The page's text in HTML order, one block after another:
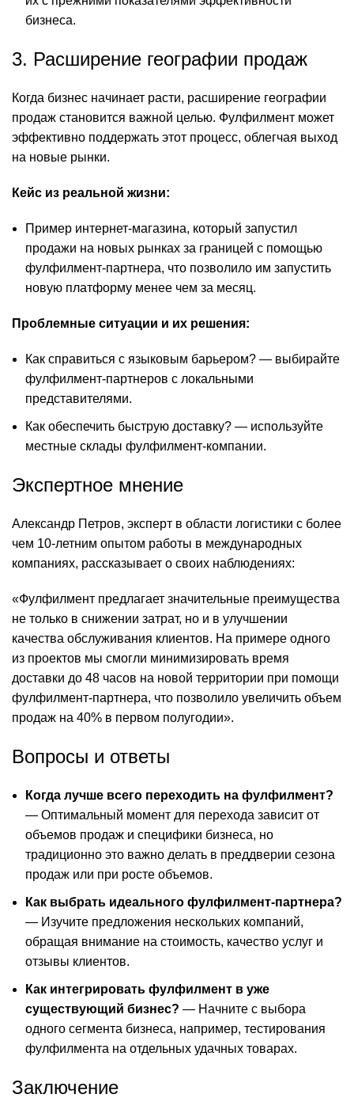
бизнеса.
3. Расширение географии продаж
Когда бизнес начинает расти, расширение географии
продаж становится важной целью. Фулфилмент может
эффективно поддержать этот процесс, облегчая выход
на новые рынки.
Кейс из реальной жизни:
Пример интернет-магазина, который запустил
продажи на новых рынках за границей с помощью
фулфилмент-партнера, что позволило им запустить
новую платформу менее чем за месяц.
Проблемные ситуации и их решения:
Как справиться с языковым барьером? — выбирайте
фулфилмент-партнеров с локальными
представителями.
Как обеспечить быструю доставку? — используйте
местные склады фулфилмент-компании.
Экспертное мнение
Александр Петров, эксперт в области логистики с более
чем 10-летним опытом работы в международных
компаниях, рассказывает о своих наблюдениях:
«Фулфилмент предлагает значительные преимущества
не только в снижении затрат, но и в улучшении
качества обслуживания клиентов. На примере одного
из проектов мы смогли минимизировать время
доставки до 48 часов на новой территории при помощи
фулфилмент-партнера, что позволило увеличить объем
продаж на 40% в первом полугодии».
Вопросы и ответы
Когда лучше всего переходить на фулфилмент?
— Оптимальный момент для перехода зависит от
объемов продаж и специфики бизнеса, но
традиционно это важно делать в преддверии сезона
продаж или при росте объемов.
Как выбрать идеального фулфилмент-партнера?
— Изучите предложения нескольких компаний,
обращая внимание на стоимость, качество услуг и
отзывы клиентов.
Как интегрировать фулфилмент в уже
существующий бизнес? — Начните с выбора
одного сегмента бизнеса, например, тестирования
фулфилмента на отдельных удачных товарах.
Заключение